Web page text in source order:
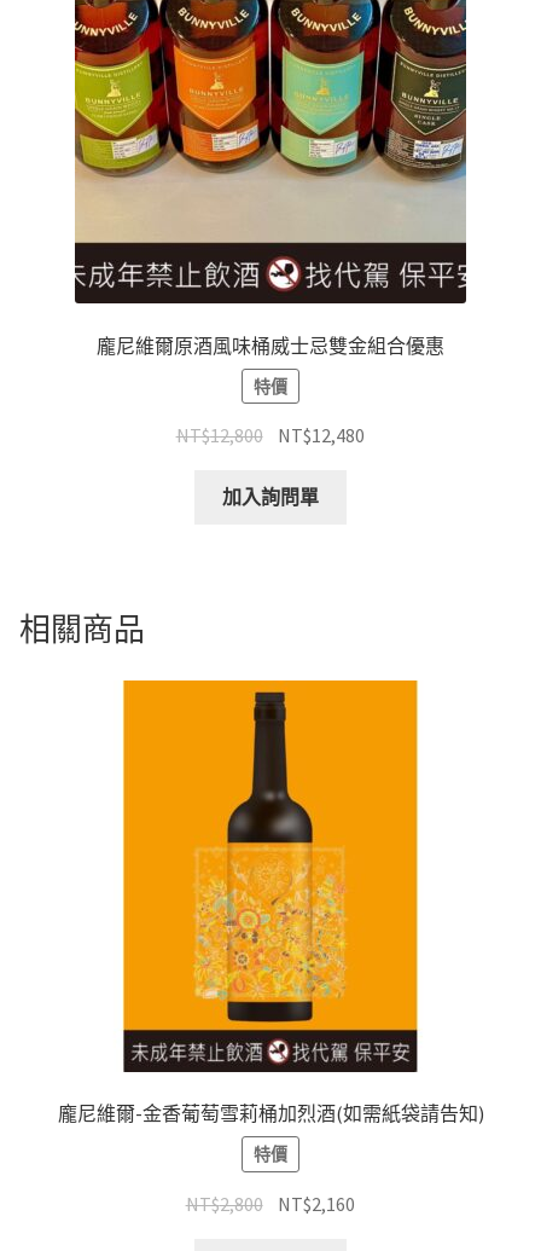
龐尼維爾原酒風味桶威士忌雙金組合優惠
特價
NT$12,800 NT$12,480
加入詢問單
相關商品
龐尼維爾-金香葡萄雪莉桶加烈酒(如需紙袋請告知)
特價
NT$2,800 NT$2,160